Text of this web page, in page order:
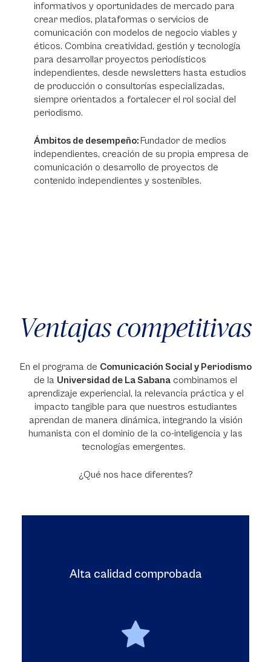
informativos y oportunidades de mercado para
crear medios, plataformas o servicios de
comunicación con modelos de negocio viables y
éticos. Combina creatividad, gestión y tecnología
para desarrollar proyectos periodísticos
independientes, desde newsletters hasta estudios
de producción o consultorías especializadas,
siempre orientados a fortalecer el rol social del
periodismo.
Ámbitos de desempeño:Fundador de medios
independientes, creación de su propia empresa de
comunicación o desarrollo de proyectos de
contenido independientes y sostenibles.
Ventajas competitivas
En el programa de Comunicación Social y Periodismo
de la Universidad de La Sabana combinamos el
aprendizaje experiencial, la relevancia práctica y el
impacto tangible para que nuestros estudiantes
aprendan de manera dinámica, integrando la visión
humanista con el dominio de la co-inteligencia y las
tecnologías emergentes.
¿Qué nos hace diferentes?
Alta calidad comprobada